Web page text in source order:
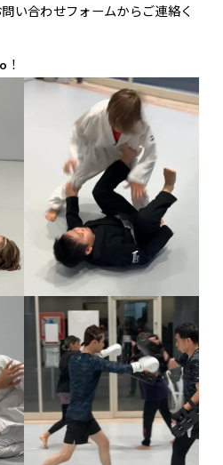
い合わせフォームからご連絡く